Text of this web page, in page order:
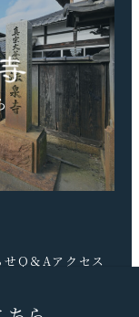
せQ＆Aアクセス